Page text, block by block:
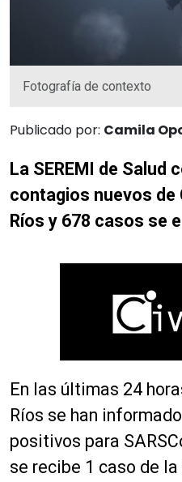
Fotografía de contexto
Publicado por: Camila
La SEREMI de Salud
contagios nuevos de
Ríos y 678 casos se
En las últimas 24
Ríos se han
positivos para
se recibe 1 caso de